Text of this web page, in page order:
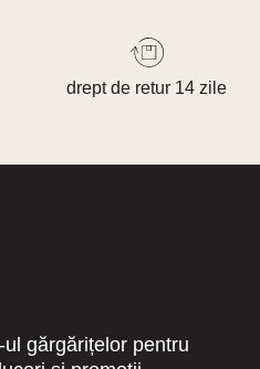
drept de retur 14 zile
gărgărițelor pentru